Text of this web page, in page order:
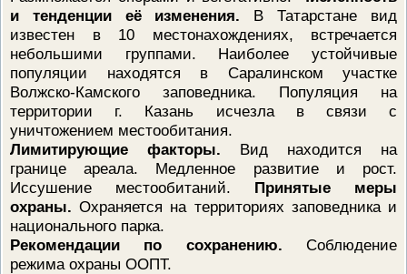
и тенденции её изменения. В Татарстане вид
известен в 10 местонахождениях, встречается
небольшими группами. Наиболее устойчивые
популяции находятся в Саралинском участке
Волжско-Камского заповедника. Популяция на
территории г. Казань исчезла в связи с
уничтожением местообитания.
Лимитирующие факторы. Вид находится на
границе ареала. Медленное развитие и рост.
Иссушение местообитаний. Принятые меры
охраны. Охраняется на территориях заповедника и
национального парка.
Рекомендации по сохранению. Соблюдение
режима охраны ООПТ.